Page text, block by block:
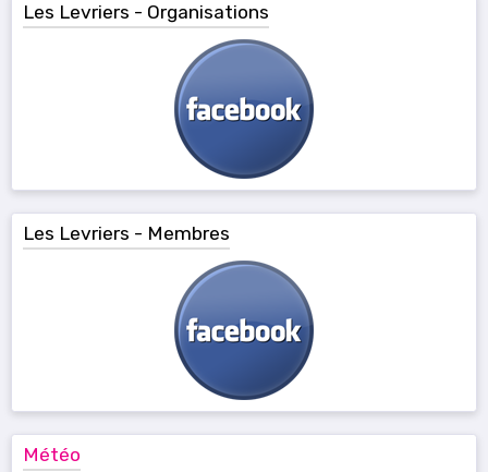
Les Levriers - Organisations
Les Levriers - Membres
Météo